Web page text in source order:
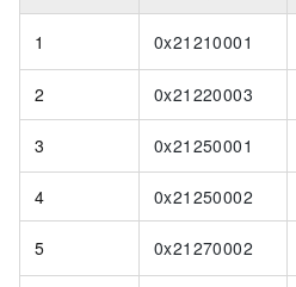
1 0x21210001
2 0x21220003
3 0x21250001
4 0x21250002
5 0x21270002